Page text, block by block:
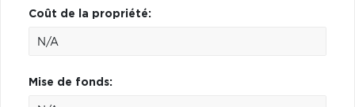
Coût de la propriété:
Mise de fonds: